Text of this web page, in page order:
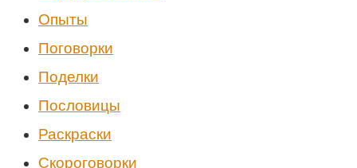
Опыты
Поговорки
Поделки
Пословицы
Раскраски
Скороговорки